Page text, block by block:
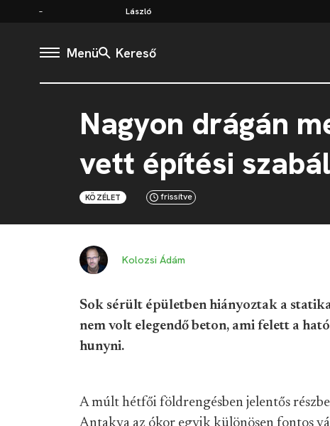
László
Menü Kereső
Nagyon drágán
vett építési
KÖZÉLET frissítve
Kolozsi Ádám
Sok sérült épületben hiányoztak a
nem volt elegendő beton, ami felett a
hunyni.
A múlt hétfői földrengésben jelentős
Antakya az ókor egyik különösen fontos